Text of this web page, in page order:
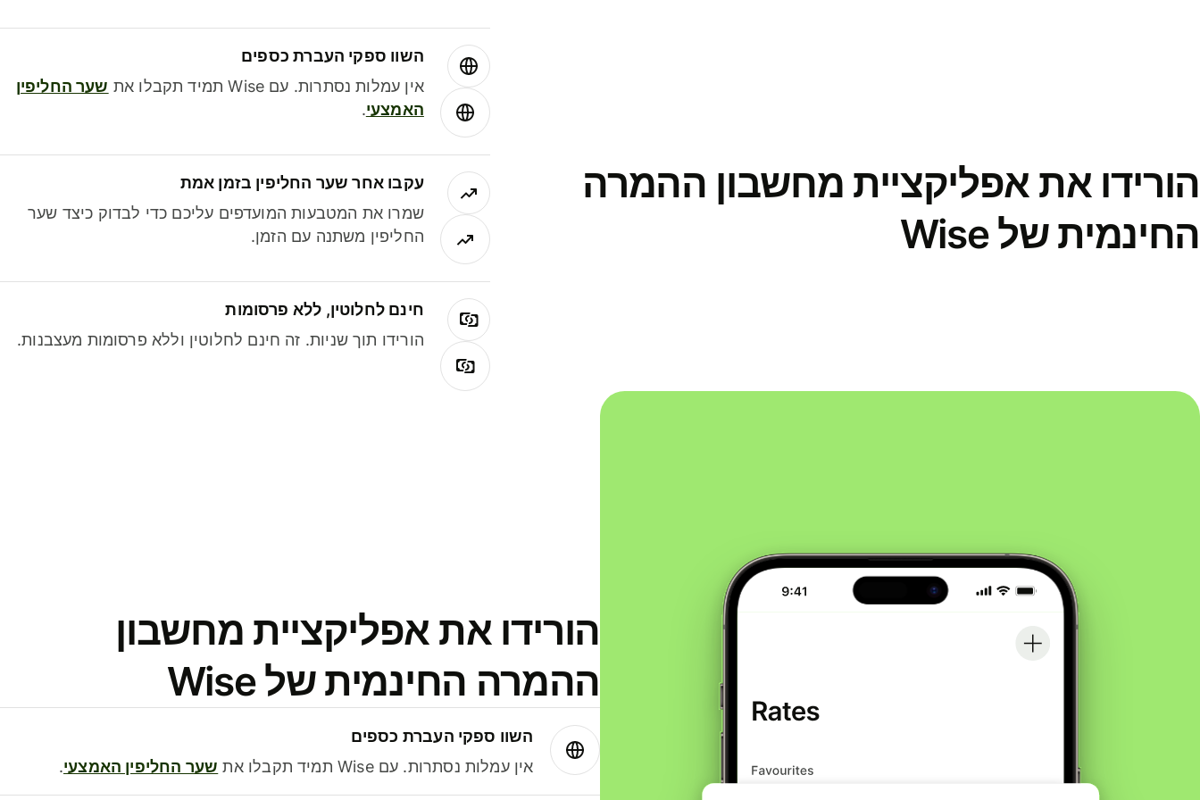
הורידו את אפליקציית מחשבון ההמרה
החינמית של Wise
השוו ספקי העברת כספים
אין עמלות נסתרות. עם Wise תמיד תקבלו את
שער החליפין
האמצעי.
עקבו אחר שער החליפין בזמן אמת
שמרו את המטבעות המועדפים עליכם כדי לבדוק כיצד שער
החליפין משתנה עם הזמן.
חינם לחלוטין, ללא פרסומות
הורידו תוך שניות. זה חינם לחלוטין וללא פרסומות מעצבנות.
הורידו את אפליקציית מחשבון
ההמרה החינמית של Wise
השוו ספקי העברת כספים
אין עמלות נסתרות. עם Wise תמיד תקבלו את
שער החליפין האמצעי.